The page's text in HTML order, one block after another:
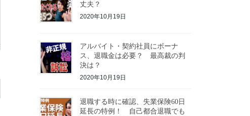
丈夫？
2020年10月19日
アルバイト・契約社員にボーナ
ス、退職金は必要？ 最高裁の判
決は？
2020年10月19日
退職する時に確認、失業保険60日
延長の特例！ 自己都合退職でも